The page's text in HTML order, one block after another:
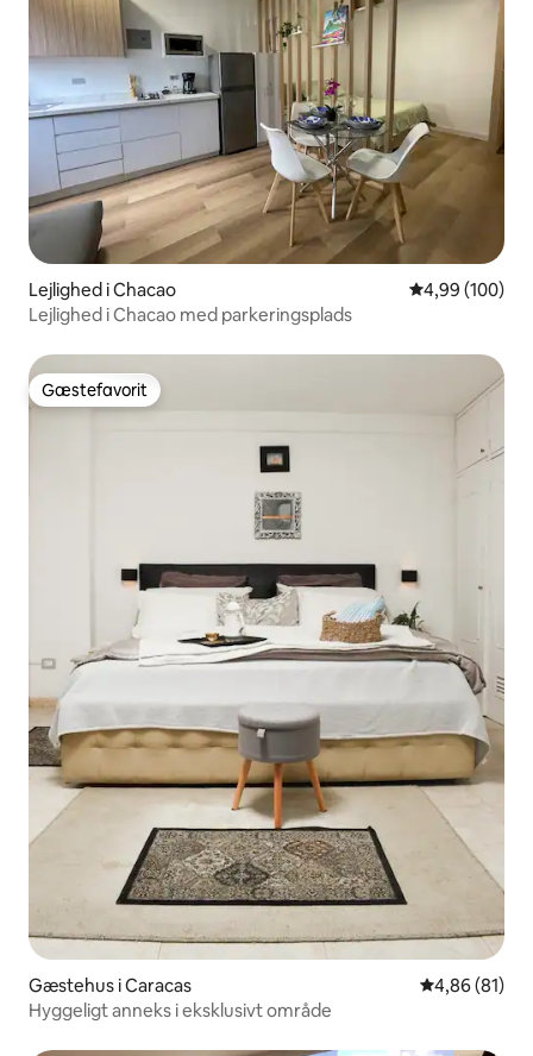
Lejlighed i Chacao 4,99 ud af 5 i
4,99 (100)
Lejlighed i Chacao med parkeringsplads
Gæstefavorit
Gæstefavorit
Gæstehus i Caracas 4,86 ud af 5 i
4,86 (81)
Hyggeligt anneks i eksklusivt område